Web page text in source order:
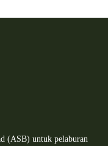
(ASB) untuk pelaburan